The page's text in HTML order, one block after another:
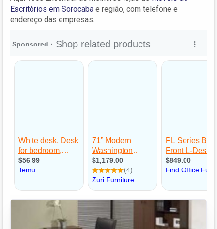
Escritórios em Sorocaba e região, com telefone e
endereço das empresas.